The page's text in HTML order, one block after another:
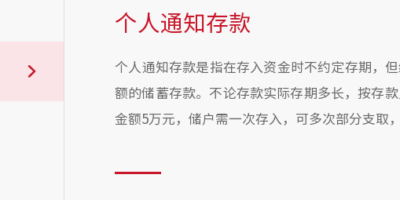
个人通知存款
个人通知存款是指在存入资金时不约定存期，
额的储蓄存款。不论存款实际存期多长，按存
金额5万元，储户需一次存入，可多次部分支取